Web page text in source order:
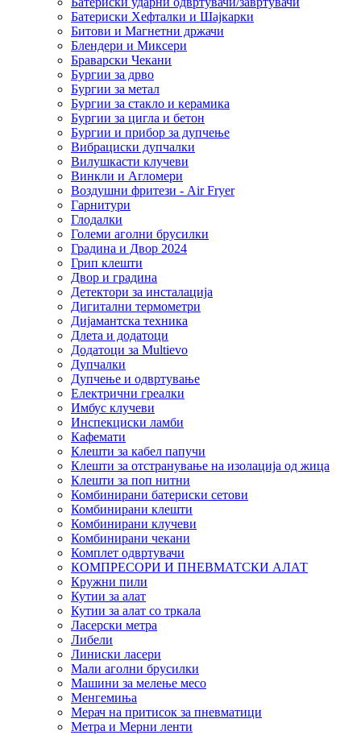
Батериски Хефталки и Шајкарки
Битови и Магнетни држачи
Блендери и Миксери
Браварски Чекани
Бургии за дрво
Бургии за метал
Бургии за стакло и керамика
Бургии за цигла и бетон
Бургии и прибор за дупчење
Вибрациски дупчалки
Вилушкасти клучеви
Винкли и Агломери
Воздушни фритези - Air Fryer
Гарнитури
Глодалки
Големи аголни брусилки
Градина и Двор 2024
Грип клешти
Двор и градина
Детектори за инсталација
Дигитални термометри
Дијамантска техника
Длета и додатоци
Додатоци за Multievo
Дупчалки
Дупчење и одвртување
Електрични греалки
Имбус клучеви
Инспекциски ламби
Кафемати
Клешти за кабел папучи
Клешти за отстранување на изолација од жица
Клешти за поп нитни
Комбинирани батериски сетови
Комбинирани клешти
Комбинирани клучеви
Комбинирани чекани
Комплет одвртувачи
КОМПРЕСОРИ И ПНЕВМАТСКИ АЛАТ
Кружни пили
Кутии за алат
Кутии за алат со тркала
Ласерски метра
Либели
Линиски ласери
Мали аголни брусилки
Машини за мелење месо
Менгемиња
Мерач на притисок за пневматици
Метра и Мерни ленти